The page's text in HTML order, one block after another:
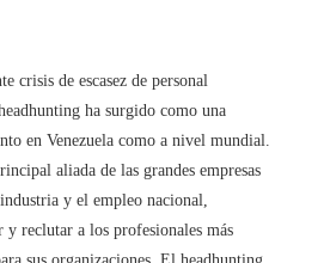
crisis de escasez de personal
ha surgido como una
en Venezuela como a nivel mundial.
aliada de las grandes empresas
y el empleo nacional,
y reclutar a los profesionales más